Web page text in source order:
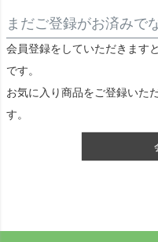
まだご登録がお済みで
会員登録をしていただきます
です。
お気に入り商品をご登録いた
す。